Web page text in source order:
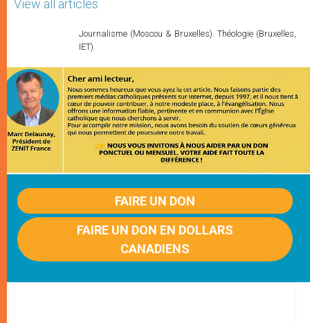
View all articles
Journalisme (Moscou & Bruxelles). Théologie (Bruxelles,
IET).
FAIRE UN DON
FAIRE UN DON EN DOLLARS
CANADIENS